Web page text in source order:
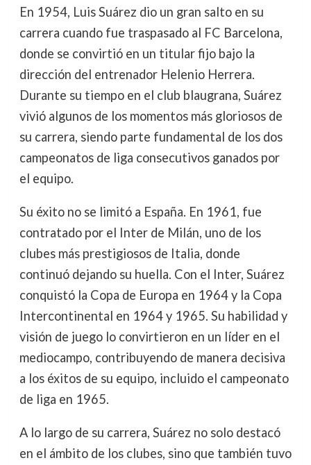
En 1954, Luis Suárez dio un gran salto en su
carrera cuando fue traspasado al FC Barcelona,
donde se convirtió en un titular fijo bajo la
dirección del entrenador Helenio Herrera.
Durante su tiempo en el club blaugrana, Suárez
vivió algunos de los momentos más gloriosos de
su carrera, siendo parte fundamental de los dos
campeonatos de liga consecutivos ganados por
el equipo.
Su éxito no se limitó a España. En 1961, fue
contratado por el Inter de Milán, uno de los
clubes más prestigiosos de Italia, donde
continuó dejando su huella. Con el Inter, Suárez
conquistó la Copa de Europa en 1964 y la Copa
Intercontinental en 1964 y 1965. Su habilidad y
visión de juego lo convirtieron en un líder en el
mediocampo, contribuyendo de manera decisiva
a los éxitos de su equipo, incluido el campeonato
de liga en 1965.
A lo largo de su carrera, Suárez no solo destacó
en el ámbito de los clubes, sino que también tuvo